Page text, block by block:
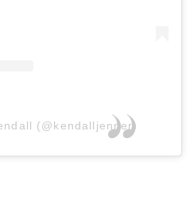
(@kendalljenner)